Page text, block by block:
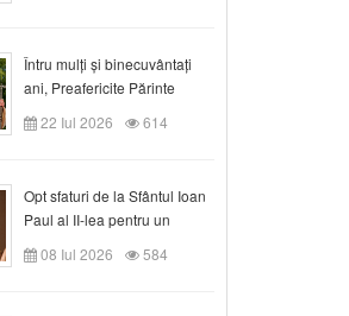
Întru mulți și binecuvântați
ani, Preafericite Părinte
Claudiu!
22 Iul 2026 614
Opt sfaturi de la Sfântul Ioan
Paul al II-lea pentru un
creștin
08 Iul 2026 584